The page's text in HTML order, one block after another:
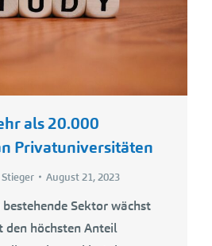
als 20.000
Privatuniversitäten
August 21, 2023
bestehende Sektor wächst
höchsten Anteil